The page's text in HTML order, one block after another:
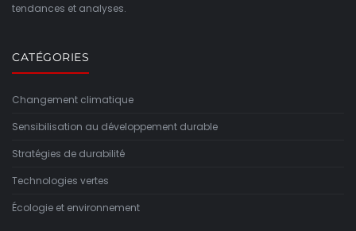
tendances et analyses.
CATÉGORIES
Changement climatique
Sensibilisation au développement durable
Stratégies de durabilité
Technologies vertes
Écologie et environnement